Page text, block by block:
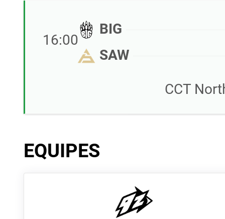
16:00
BIG
SAW
CCT
EQUIPES